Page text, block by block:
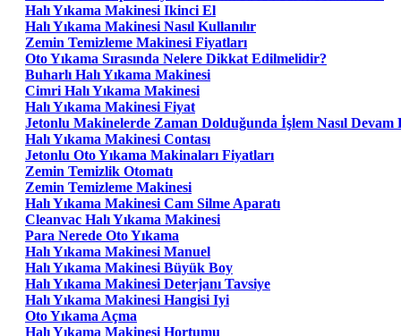
Halı Yıkama Makinesi Ikinci El
Halı Yıkama Makinesi Nasıl Kullanılır
Zemin Temizleme Makinesi Fiyatları
Oto Yıkama Sırasında Nelere Dikkat Edilmelidir?
Buharlı Halı Yıkama Makinesi
Cimri Halı Yıkama Makinesi
Halı Yıkama Makinesi Fiyat
Jetonlu Makinelerde Zaman Dolduğunda İşlem Nasıl Devam
Halı Yıkama Makinesi Contası
Jetonlu Oto Yıkama Makinaları Fiyatları
Zemin Temizlik Otomatı
Zemin Temizleme Makinesi
Halı Yıkama Makinesi Cam Silme Aparatı
Cleanvac Halı Yıkama Makinesi
Para Nerede Oto Yıkama
Halı Yıkama Makinesi Manuel
Halı Yıkama Makinesi Büyük Boy
Halı Yıkama Makinesi Deterjanı Tavsiye
Halı Yıkama Makinesi Hangisi Iyi
Oto Yıkama Açma
Halı Yıkama Makinesi Hortumu